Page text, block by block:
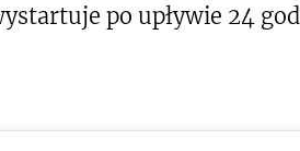
po upływie 24